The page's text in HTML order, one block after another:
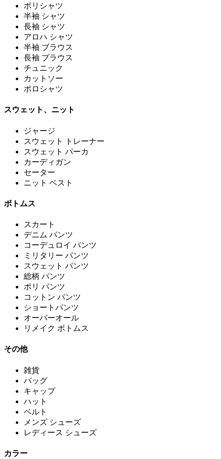
ポリシャツ
半袖 シャツ
長袖 シャツ
アロハ シャツ
半袖 ブラウス
長袖 ブラウス
チュニック
カットソー
ポロシャツ
スウェット、ニット
ジャージ
スウェット トレーナー
スウェット パーカ
カーディガン
セーター
ニット ベスト
ボトムス
スカート
デニム パンツ
コーデュロイ パンツ
ミリタリー パンツ
スウェット パンツ
総柄 パンツ
ポリ パンツ
コットン パンツ
ショートパンツ
オーバーオール
リメイク ボトムス
その他
雑貨
バッグ
キャップ
ハット
ベルト
メンズ シューズ
レディース シューズ
カラー